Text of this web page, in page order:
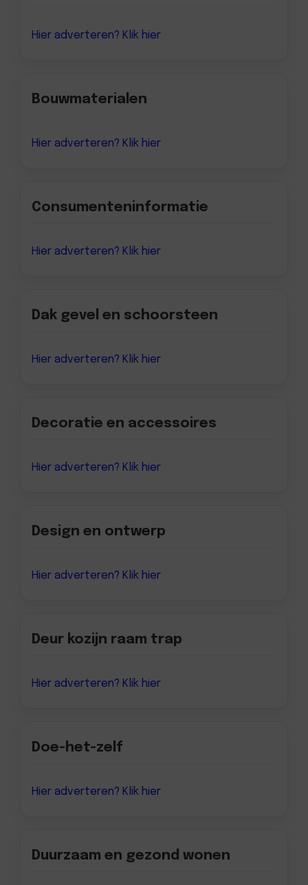
Hier adverteren? Klik hier
Bouwmaterialen
Hier adverteren? Klik hier
Consumenteninformatie
Hier adverteren? Klik hier
Dak gevel en schoorsteen
Hier adverteren? Klik hier
Decoratie en accessoires
Hier adverteren? Klik hier
Design en ontwerp
Hier adverteren? Klik hier
Deur kozijn raam trap
Hier adverteren? Klik hier
Doe-het-zelf
Hier adverteren? Klik hier
Duurzaam en gezond wonen